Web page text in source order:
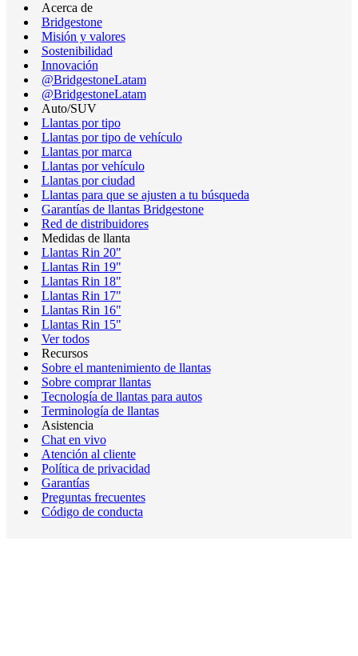
Acerca de
Bridgestone
Misión y valores
Sostenibilidad
Innovación
@BridgestoneLatam
@BridgestoneLatam
Auto/SUV
Llantas por tipo
Llantas por tipo de vehículo
Llantas por marca
Llantas por vehículo
Llantas por ciudad
Llantas para que se ajusten a tu búsqueda
Garantías de llantas Bridgestone
Red de distribuidores
Medidas de llanta
Llantas Rin 20"
Llantas Rin 19"
Llantas Rin 18"
Llantas Rin 17"
Llantas Rin 16"
Llantas Rin 15"
Ver todos
Recursos
Sobre el mantenimiento de llantas
Sobre comprar llantas
Tecnología de llantas para autos
Terminología de llantas
Asistencia
Chat en vivo
Atención al cliente
Política de privacidad
Garantías
Preguntas frecuentes
Código de conducta